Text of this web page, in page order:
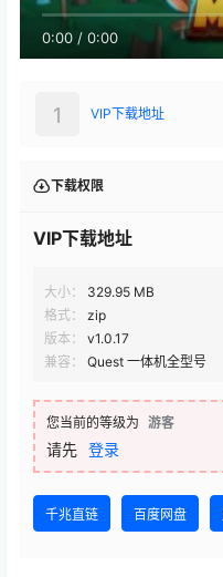
0:00 / 0:00
VIP下载地址
1
下载权限
VIP下载地址
大小：
329.95 MB
格式：
zip
版本：
v1.0.17
兼容：
Quest 一体机全型号
您当前的等级为 游客
请先 登录
千兆直链 百度网盘